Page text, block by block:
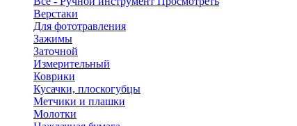
Верстаки
Для фототравления
Зажимы
Заточной
Измерительный
Коврики
Кусачки, плоскогубцы
Метчики и плашки
Молотки